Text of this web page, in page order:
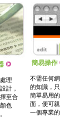
理
計，
至合
色
簡易操作
不需任何
的知識，
簡單易用
面，便可
一個專業的